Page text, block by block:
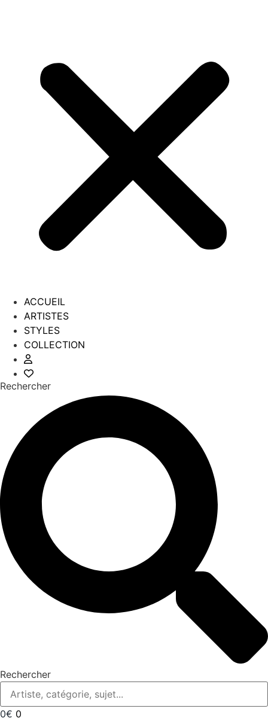
ACCUEIL
ARTISTES
STYLES
COLLECTION
Rechercher
Rechercher
0€ 0